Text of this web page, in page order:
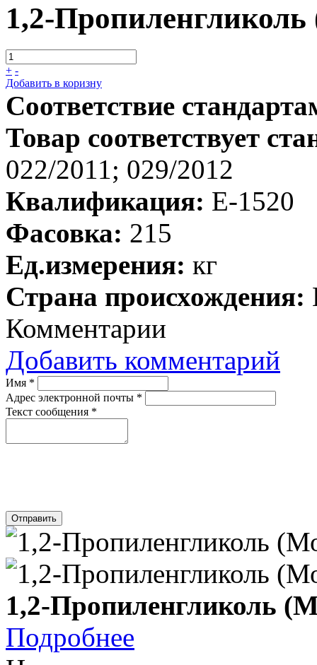
1,2-
+ -
Добавить в коризну
Соответствие
Товар соответствует
022/2011; 029/2012
Квалификация: E-1520
Фасовка: 215
Ед.измерения: кг
Страна происхождения:
Комментарии
Добавить комментарий
Имя *
Адрес электронной почты *
Текст сообщения *
Отправить
1,2-Пропиленгликоль
Подробнее